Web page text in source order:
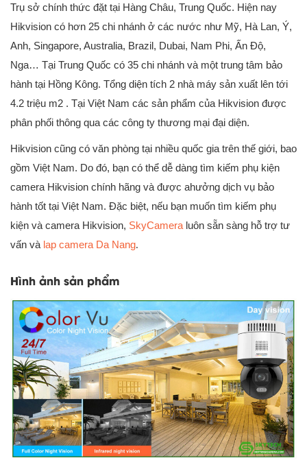
Trụ sở chính thức đặt tại Hàng Châu, Trung Quốc. Hiện nay
Hikvision có hơn 25 chi nhánh ở các nước như Mỹ, Hà Lan, Ý,
Anh, Singapore, Australia, Brazil, Dubai, Nam Phi, Ấn Độ,
Nga… Tại Trung Quốc có 35 chi nhánh và một trung tâm bảo
hành tại Hồng Kông. Tổng diện tích 2 nhà máy sản xuất lên tới
4.2 triệu m2 . Tại Việt Nam các sản phẩm của Hikvision được
phân phối thông qua các công ty thương mại đại diện.
Hikvision cũng có văn phòng tại nhiều quốc gia trên thế giới, bao
gồm Việt Nam. Do đó, bạn có thể dễ dàng tìm kiếm phụ kiện
camera Hikvision chính hãng và được ahưởng dịch vụ bảo
hành tốt tại Việt Nam. Đặc biệt, nếu bạn muốn tìm kiếm phụ
kiện và camera Hikvision, SkyCamera luôn sẵn sàng hỗ trợ tư
vấn và lap camera Da Nang.
Hình ảnh sản phẩm